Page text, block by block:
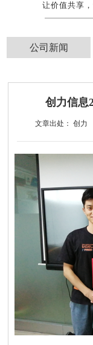
让价值共享
公司新闻
创力信息
文章出处： 创力